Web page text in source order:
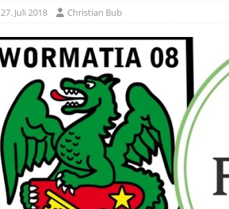
27. Juli 2018 Christian Bub